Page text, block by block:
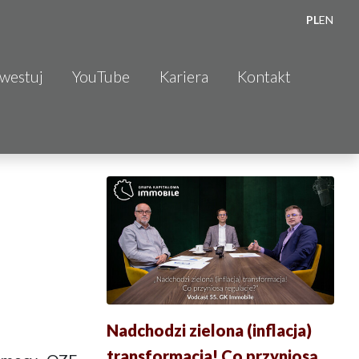
YouTube Kariera Kontakt
PLEN
Nadchodzi zielona (inflacja)